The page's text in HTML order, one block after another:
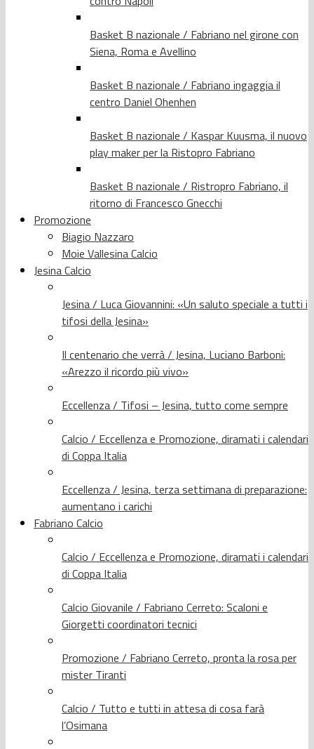
Basket B nazionale / Fabriano nel girone con
Siena, Roma e Avellino
Basket B nazionale / Fabriano ingaggia il
centro Daniel Ohenhen
Basket B nazionale / Kaspar Kuusma, il nuovo
play maker per la Ristopro Fabriano
Basket B nazionale / Ristropro Fabriano, il
ritorno di Francesco Gnecchi
Promozione
Biagio Nazzaro
Moie Vallesina Calcio
Jesina Calcio
Jesina / Luca Giovannini: «Un saluto speciale a tutti i
tifosi della Jesina»
Il centenario che verrà / Jesina, Luciano Barboni:
«Arezzo il ricordo più vivo»
Eccellenza / Tifosi – Jesina, tutto come sempre
Calcio / Eccellenza e Promozione, diramati i calendari
di Coppa Italia
Eccellenza / Jesina, terza settimana di preparazione:
aumentano i carichi
Fabriano Calcio
Calcio / Eccellenza e Promozione, diramati i calendari
di Coppa Italia
Calcio Giovanile / Fabriano Cerreto: Scaloni e
Giorgetti coordinatori tecnici
Promozione / Fabriano Cerreto, pronta la rosa per
mister Tiranti
Calcio / Tutto e tutti in attesa di cosa farà
l’Osimana